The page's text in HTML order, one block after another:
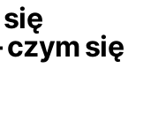
czym się